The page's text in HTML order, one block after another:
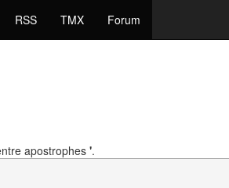
RSS TMX Forum
apostrophes'.